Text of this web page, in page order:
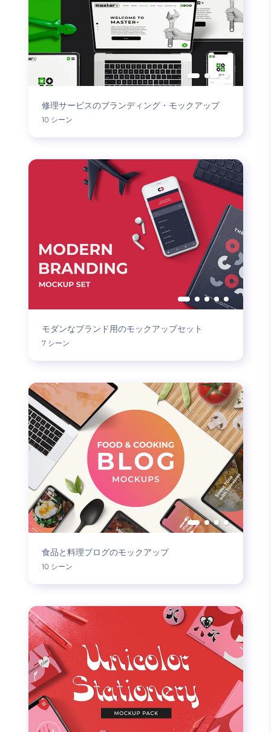
修理サービスのブランディング・モックアップ
10 シーン
モダンなブランド用のモックアップセット
7 シーン
食品と料理ブログのモックアップ
10 シーン